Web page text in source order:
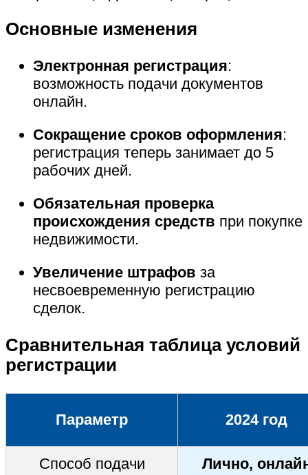
Основные изменения
Электронная регистрация:
возможность подачи документов
онлайн.
Сокращение сроков оформления:
регистрация теперь занимает до 5
рабочих дней.
Обязательная проверка
происхождения средств при покупке
недвижимости.
Увеличение штрафов за
несвоевременную регистрацию
сделок.
Сравнительная таблица условий
регистрации
Параметр 2024 год
Способ подачи
Лично,